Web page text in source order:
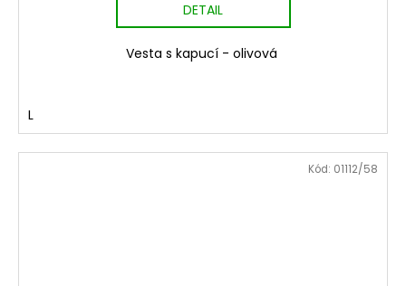
DETAIL
Vesta s kapucí - olivová
L
Kód: 01112/58